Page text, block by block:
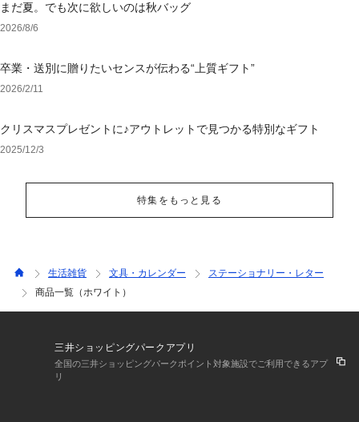
まだ夏。でも次に欲しいのは秋バッグ
2026/8/6
卒業・送別に贈りたいセンスが伝わる“上質ギフト”
2026/2/11
クリスマスプレゼントに♪アウトレットで見つかる特別なギフト
2025/12/3
特集をもっと見る
生活雑貨 文具・カレンダー
ステーショナリー・レター
商品一覧（ホワイト）
三井ショッピングパークアプリ
全国の三井ショッピングパークポイント対象施設でご利用できるアプ
リ